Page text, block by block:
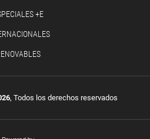
+E
, Todos los derechos reservados